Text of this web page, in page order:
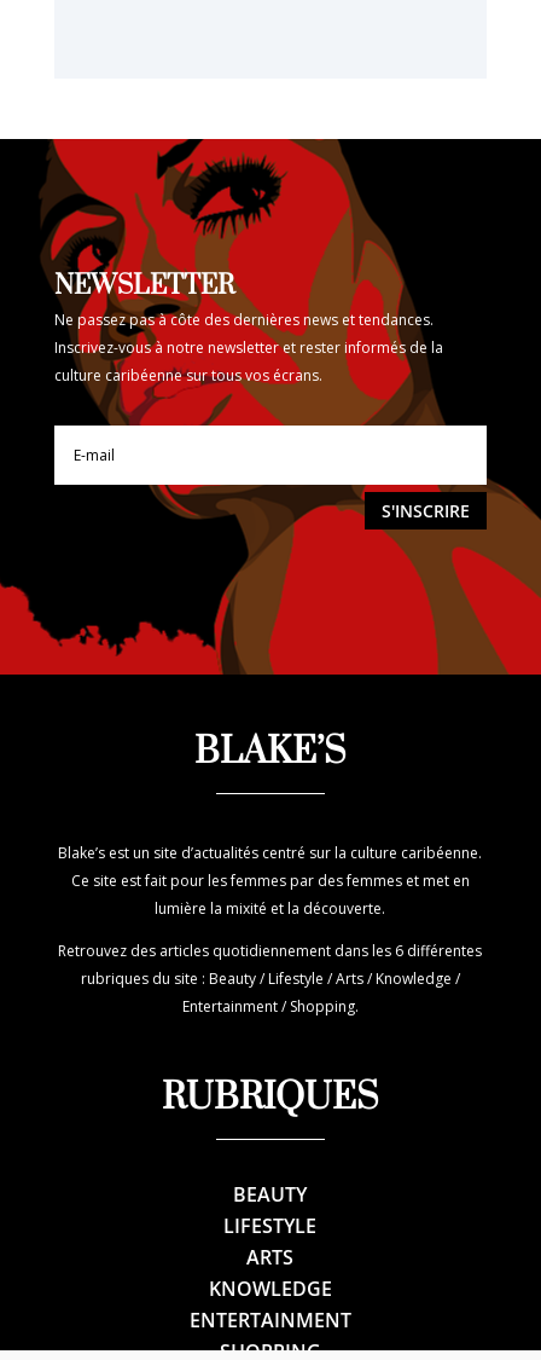
NEWSLETTER
Ne passez pas à côte des dernières news et tendances.
Inscrivez-vous à notre newsletter et rester informés de la
culture caribéenne sur tous vos écrans.
S'INSCRIRE
BLAKE’S
Blake’s est un site d’actualités centré sur la culture caribéenne.
Ce site est fait pour les femmes par des femmes et met en
lumière la mixité et la découverte.
Retrouvez des articles quotidiennement dans les 6 différentes
rubriques du site : Beauty / Lifestyle / Arts / Knowledge /
Entertainment / Shopping.
RUBRIQUES
BEAUTY
LIFESTYLE
ARTS
KNOWLEDGE
ENTERTAINMENT
SHOPPING